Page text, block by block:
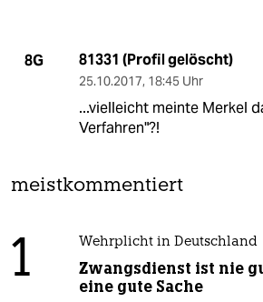
8G 81331 (Profil gelöscht)
25.10.2017, 18:45 Uhr
...vielleicht meinte Merkel
Verfahren"?!
meistkommentiert
1 Wehrplicht in Deutschland
Zwangsdienst ist nie
eine gute Sache